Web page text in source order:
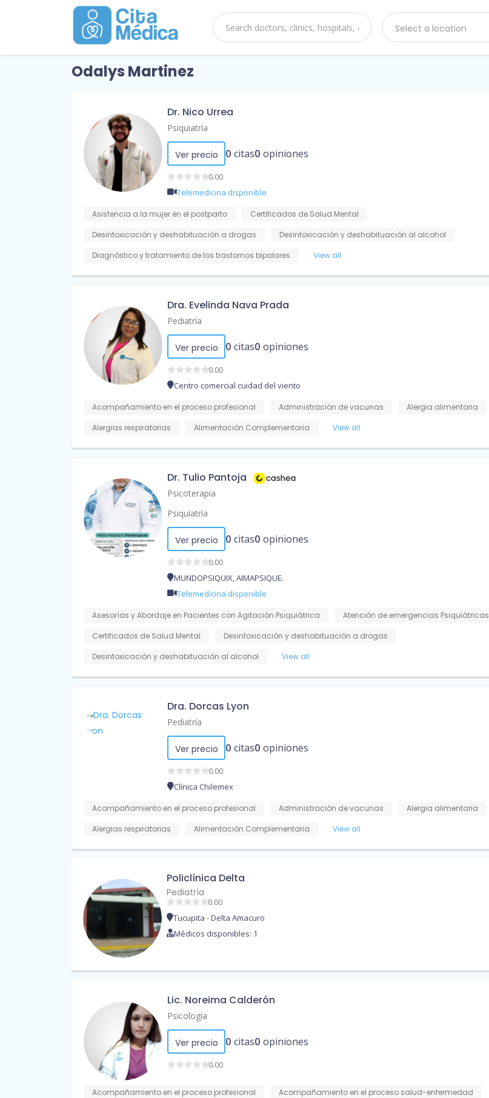
Select a location
Odalys Martinez
Dr. Nico Urrea
Psiquiatría
Ver precio 0 citas0 opiniones
0.00
Telemedicina disponible
Asistencia a la mujer en el postparto
Certificados de Salud Mental
Desintoxicación y deshabituación a drogas
Desintoxicación y deshabituación al alcohol
Diagnóstico y tratamiento de los trastornos bipolares
View all
Dra. Evelinda Nava Prada
Pediatría
Ver precio 0 citas0 opiniones
0.00
Centro comercial cuidad del viento
Acompañamiento en el proceso profesional Administración de vacunas
Alergia alimentaria
Alergias respiratorias
Alimentación Complementaria View all
Dr. Tulio Pantoja
Psicoterapia
Psiquiatría
Ver precio 0 citas0 opiniones
0.00
MUNDOPSIQUIX, AIMAPSIQUE.
Telemedicina disponible
Asesorías y Abordaje en Pacientes con Agitación Psiquiátrica
Atención de emergencias Psiquiátricas
Certificados de Salud Mental
Desintoxicación y deshabituación a drogas
Desintoxicación y deshabituación al alcohol
View all
Dra. Dorcas Lyon
Pediatría
Ver precio 0 citas0 opiniones
0.00
Clínica Chilemex
Acompañamiento en el proceso profesional Administración de vacunas
Alergia alimentaria
Alergias respiratorias
Alimentación Complementaria View all
Policlínica Delta
Pediatría
0.00
Tucupita - Delta Amacuro
Médicos disponibles: 1
Lic. Noreima Calderón
Psicología
Ver precio 0 citas0 opiniones
0.00
Acompañamiento en el proceso profesional
Acompañamiento en el proceso salud-enfermedad